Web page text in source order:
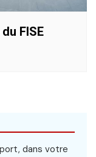
FISE
dans votre